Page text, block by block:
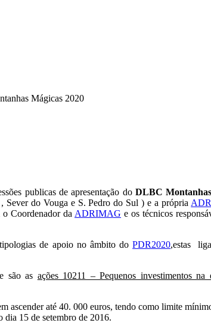
Mágicas 2020
publicas de apresentação do DLBC
Sever do Vouga e S. Pedro do Sul ) e a própria
Coordenador da ADRIMAG e os técnicos
tipologias de apoio no âmbito doPDR2020,estas
são as ações 10211 – Pequenos investimentos na
ascender até 40. 000 euros, tendo como limite
dia 15 de setembro de 2016.